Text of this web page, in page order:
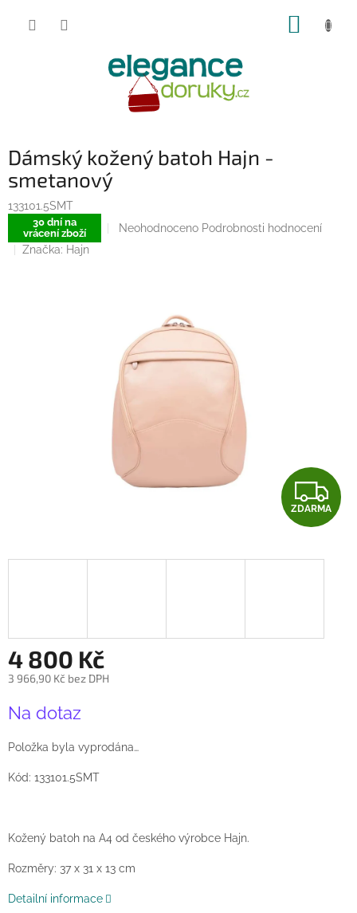
Dámský kožený batoh Hajn -
smetanový
133101.5SMT
30 dní na
vrácení zboží
Průměrné
hvězdiček.
Neohodnoceno Podrobnosti hodnocení
Značka: Hajn
Z
D
ZDARMA
4 800 Kč
3 966,90 Kč bez DPH
cena:
Na dotaz
Položka byla vyprodána…
Kód: 133101.5SMT
Kožený batoh na A4 od českého výrobce Hajn.
Rozměry: 37 x 31 x 13 cm
Detailní informace